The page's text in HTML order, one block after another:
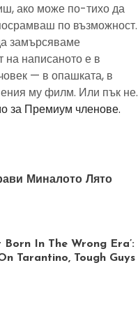
ако може по-тихо да
по възможност.
замърсяваме
написаното е в
— в опашката, в
му филм. Или пък не.
за Премиум членове.
Миналото Лято
Born In The Wrong Era’:
Tarantino, Tough Guys